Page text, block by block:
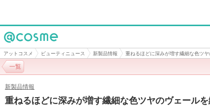
@cosme
アットコスメ ビューティニュース 新製品情報 重ねるほどに深みが増す繊細な色ツ
一覧
新製品情報
重ねるほどに深みが増す繊細な色ツヤのヴェール